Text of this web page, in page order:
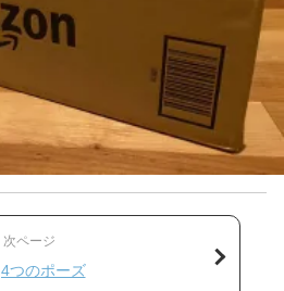
次ページ
4つのポーズ